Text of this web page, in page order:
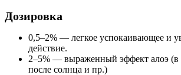
Дозировка
0,5–2% — легкое успокаивающее и
действие.
2–5% — выраженный эффект алоэ (в
после солнца и пр.)